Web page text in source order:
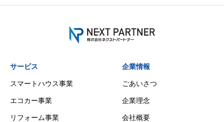
サービス
スマートハウス事業
エコカー事業
リフォーム事業
企業情報
ごあいさつ
企業理念
会社概要